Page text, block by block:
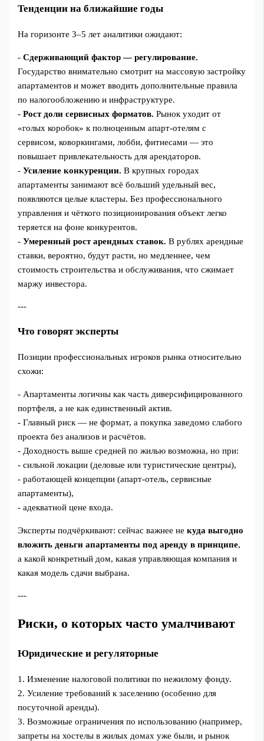
Тенденции на ближайшие годы
На горизонте 3–5 лет аналитики ожидают:
-Сдерживающий фактор — регулирование.
Государство внимательно смотрит на массовую застройку
апартаментов и может вводить дополнительные правила
по налогообложению и инфраструктуре.
-Рост доли сервисных форматов. Рынок уходит от
«голых коробок» к полноценным апарт‑отелям с
сервисом, коворкингами, лобби, фитнесами — это
повышает привлекательность для арендаторов.
-Усиление конкуренции. В крупных городах
апартаменты занимают всё больший удельный вес,
появляются целые кластеры. Без профессионального
управления и чёткого позиционирования объект легко
теряется на фоне конкурентов.
-Умеренный рост арендных ставок. В рублях арендные
ставки, вероятно, будут расти, но медленнее, чем
стоимость строительства и обслуживания, что сжимает
маржу инвестора.
---
Что говорят эксперты
Позиции профессиональных игроков рынка относительно
схожи:
- Апартаменты логичны как часть диверсифицированного
портфеля, а не как единственный актив.
- Главный риск — не формат, а покупка заведомо слабого
проекта без анализов и расчётов.
- Доходность выше средней по жилью возможна, но при:
- сильной локации (деловые или туристические центры),
- работающей концепции (апарт‑отель, сервисные
апартаменты),
- адекватной цене входа.
Эксперты подчёркивают: сейчас важнее некуда выгодно
вложить деньги апартаменты под аренду в принципе,
а какой конкретный дом, какая управляющая компания и
какая модель сдачи выбрана.
---
Риски, о которых часто умалчивают
Юридические и регуляторные
1. Изменение налоговой политики по нежилому фонду.
2. Усиление требований к заселению (особенно для
посуточной аренды).
3. Возможные ограничения по использованию (например,
запреты на хостелы в жилых домах уже были, и рынок